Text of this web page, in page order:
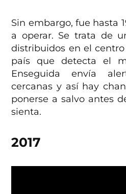
Sin embargo, fue hasta
a operar. Se trata de
distribuidos en el
país que detecta el
Enseguida envía
cercanas y así hay
ponerse a salvo antes
sienta.
2017